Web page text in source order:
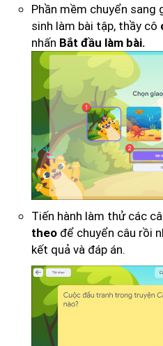
Phần mềm chuyển sang
sinh làm bài tập, thầy cô
nhấn Bắt đầu làm bài.
Tiến hành làm thử các
theo để chuyển câu rồi
kết quả và đáp án.